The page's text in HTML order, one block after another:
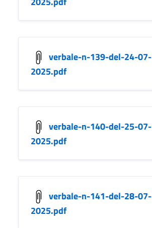
verbale-n-139-del-24-07-
2025.pdf
verbale-n-140-del-25-07-
2025.pdf
verbale-n-141-del-28-07-
2025.pdf